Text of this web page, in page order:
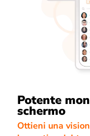
Potente
schermo
Ottieni una